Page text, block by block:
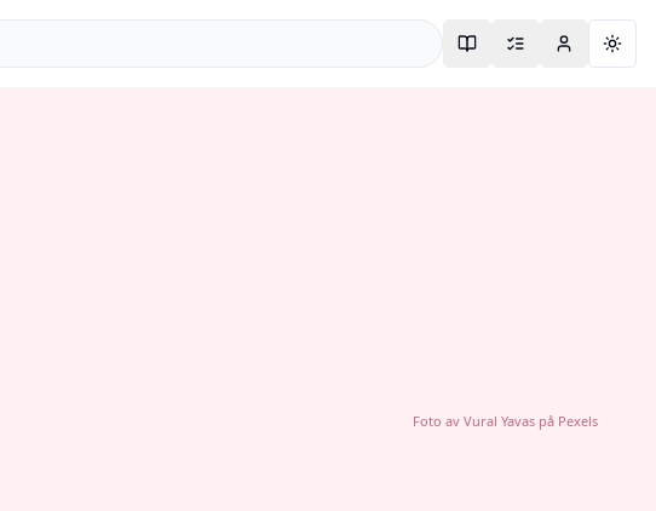
Foto av Vural Yavaspå Pexels